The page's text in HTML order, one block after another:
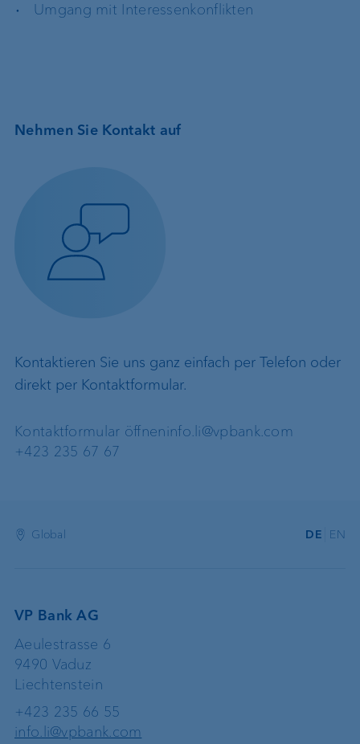
Umgang mit Interessenkonflikten
Nehmen Sie Kontakt auf
Kontaktieren Sie uns ganz einfach per Telefon oder
direkt per Kontaktformular.
Kontaktformular öffneninfo.li@vpbank.com
+423 235 67 67
Global DE EN
VP Bank AG
Aeulestrasse 6
9490 Vaduz
Liechtenstein
+423 235 66 55
info.li@vpbank.com